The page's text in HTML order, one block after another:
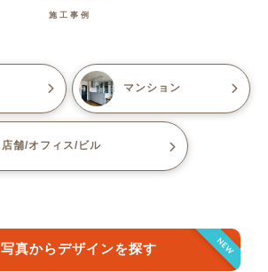
施工事例
マンション
店舗/オフィス/ビル
NEW
写真からデザインを探す